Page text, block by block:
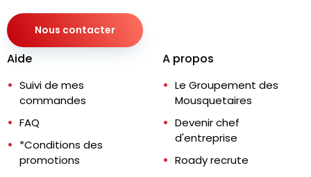
Nous contacter
Aide
Suivi de mes
commandes
FAQ
*Conditions des
promotions
A propos
Le Groupement des
Mousquetaires
Devenir chef
d'entreprise
Roady recrute